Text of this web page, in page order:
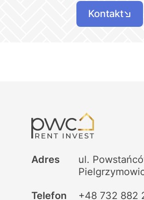
Kontakt
Adres
ul.
Telefon +48 732 882